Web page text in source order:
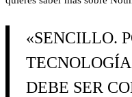
«SENCILLO.
DEBE SER